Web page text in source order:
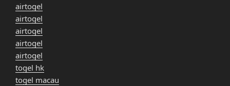
airtogel
airtogel
airtogel
airtogel
airtogel
togel hk
togel macau